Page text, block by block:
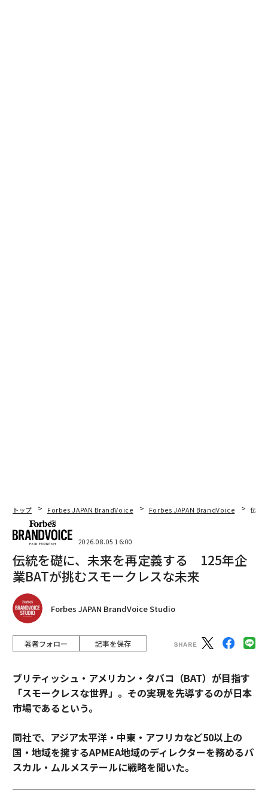
トップ Forbes JAPAN BrandVoice Forbes JAPAN BrandVoice 伝統
2026.08.05 16:00
伝統を礎に、未来を再定義する 125年企
業BATが挑むスモークレスな未来
Forbes JAPAN BrandVoice Studio
著者フォロー 記事を保存
ブリティッシュ・アメリカン・タバコ（BAT）が目指す
「スモークレスな世界」。その実現を先導するのが日本
市場であるという。
同社で、アジア太平洋・中東・アフリカなど50以上の
国・地域を擁するAPMEA地域のディレクターを務めるパ
スカル・ムルメステールに戦略を聞いた。